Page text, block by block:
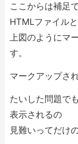
ここからは補足
HTMLファイル
上図のようにマ
す。
マークアップさ
たいした問題で
表示されるの
見難いってだけ